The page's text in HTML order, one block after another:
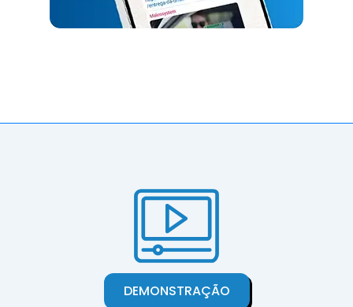
DEMONSTRAÇÃO